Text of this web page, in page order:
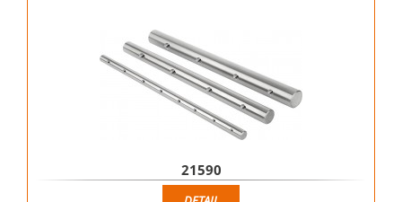
21590